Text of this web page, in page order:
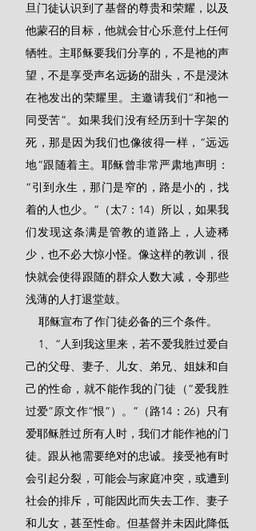
旦门徒认识到了基督的尊贵和荣耀，以及
他蒙召的目标，他就会甘心乐意付上任何
牺牲。主耶稣要我们分享的，不是祂的声
望，不是享受声名远扬的甜头，不是浸沐
在祂发出的荣耀里。主邀请我们“和祂一
同受苦”。如果我们没有经历到十字架的
死，那是因为我们也像彼得一样，“远远
地”跟随着主。耶稣曾非常严肃地声明：
“引到永生，那门是窄的，路是小的，找
着的人也少。”（太7：14）所以，如果我
们发现这条满是管教的道路上，人迹稀
少，也不必大惊小怪。像这样的教训，很
快就会使得跟随的群众人数大减，令那些
浅薄的人打退堂鼓。
    耶稣宣布了作门徒必备的三个条件。
己的父母、妻子、儿女、弟兄、姐妹和自
己的性命，就不能作我的门徒（“爱我胜
过爱”原文作“恨”）。”（路14：26）只有
爱耶稣胜过所有人时，我们才能作祂的门
徒。跟从祂需要绝对的忠诚。接受祂有时
会引起分裂，可能会与家庭冲突，或遭到
社会的排斥，可能因此而失去工作、妻子
和儿女，甚至性命。但基督并未因此降低